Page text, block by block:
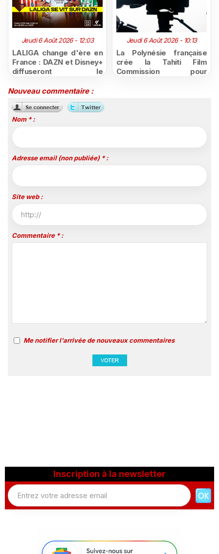
Jeudi 6 Août 2026 - 12:03
LALIGA change d'ère en
France : DAZN et Disney+
diffuseront le
jusqu'en 2029, un revers
Jeudi 6 Août 2026 - 10:13
La Polynésie française
crée la Tahiti Film
Commission pour
Nouveau commentaire :
Nom * :
Adresse email (non publiée) * :
Site web :
Commentaire * :
Me notifier l'arrivée de nouveaux commentaires
Inscription à la newsletter